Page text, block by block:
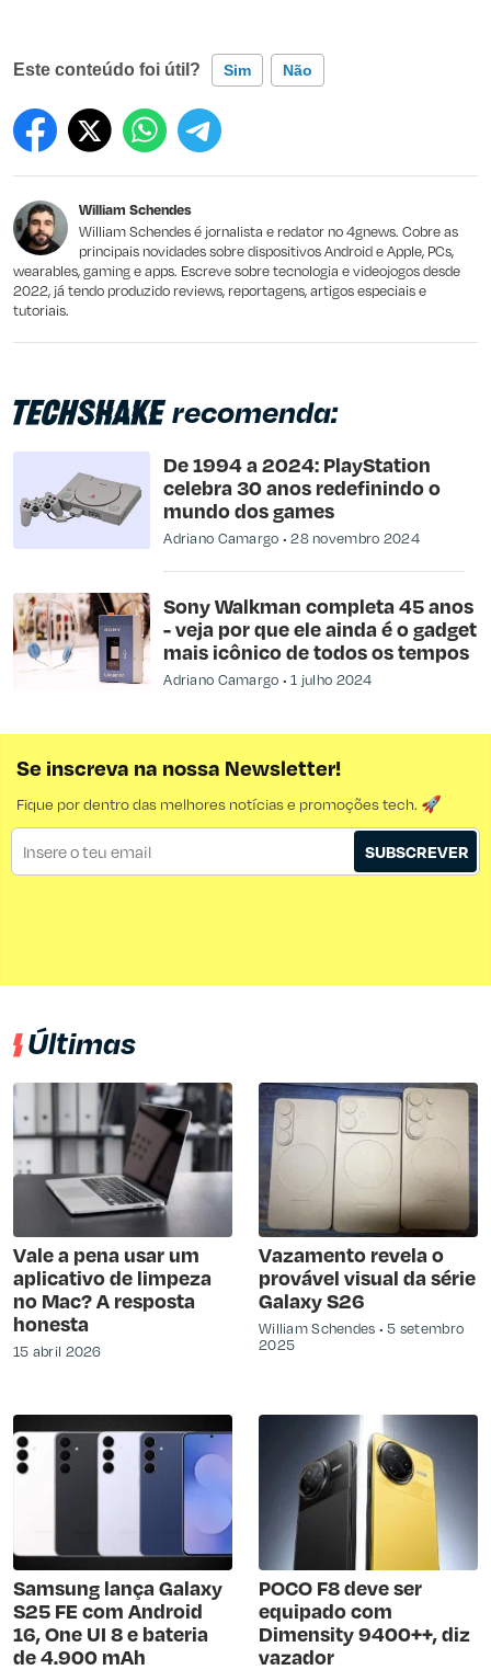
Este conteúdo foi útil? Sim Não
Este conteúdo contém informação incorreta
Outro
William Schendes
William Schendes é jornalista e redator no 4gnews. Cobre as
principais novidades sobre dispositivos Android e Apple, PCs,
wearables, gaming e apps. Escreve sobre tecnologia e videojogos desde
2022, já tendo produzido reviews, reportagens, artigos especiais e
tutoriais.
recomenda:
De 1994 a 2024: PlayStation
celebra 30 anos redefinindo o
mundo dos games
Adriano Camargo 28 novembro 2024
Sony Walkman completa 45 anos
- veja por que ele ainda é o gadget
mais icônico de todos os tempos
Adriano Camargo 1 julho 2024
Se inscreva na nossa Newsletter!
Fique por dentro das melhores notícias e promoções tech. 🚀
SUBSCREVER
Últimas
Vale a pena usar um
aplicativo de limpeza
no Mac? A resposta
honesta
15 abril 2026
Vazamento revela o
provável visual da série
Galaxy S26
William Schendes
5 setembro
2025
Samsung lança Galaxy
S25 FE com Android
16, One UI 8 e bateria
de 4.900 mAh
POCO F8 deve ser
equipado com
Dimensity 9400++, diz
vazador